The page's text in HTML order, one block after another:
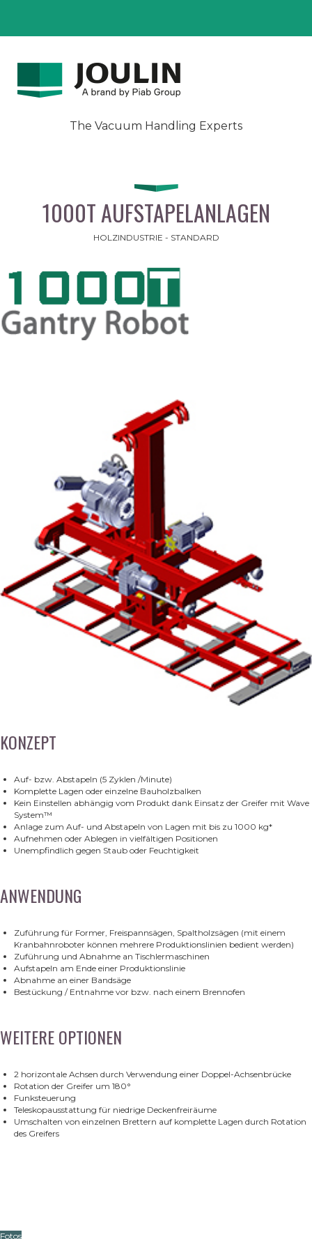
The Vacuum Handling Experts
1000T AUFSTAPELANLAGEN
HOLZINDUSTRIE - STANDARD
KONZEPT
Auf- bzw. Abstapeln (5 Zyklen /Minute)
Komplette Lagen oder einzelne Bauholzbalken
Kein Einstellen abhängig vom Produkt dank Einsatz der Greifer mit Wave
System™
Anlage zum Auf- und Abstapeln von Lagen mit bis zu 1000 kg*
Aufnehmen oder Ablegen in vielfältigen Positionen
Unempfindlich gegen Staub oder Feuchtigkeit
ANWENDUNG
Zuführung für Former, Freispannsägen, Spaltholzsägen (mit einem
Kranbahnroboter können mehrere Produktionslinien bedient werden)
Zuführung und Abnahme an Tischlermaschinen
Aufstapeln am Ende einer Produktionslinie
Abnahme an einer Bandsäge
Bestückung / Entnahme vor bzw. nach einem Brennofen
WEITERE OPTIONEN
2 horizontale Achsen durch Verwendung einer Doppel-Achsenbrücke
Rotation der Greifer um 180°
Funksteuerung
Teleskopausstattung für niedrige Deckenfreiräume
Umschalten von einzelnen Brettern auf komplette Lagen durch Rotation
des Greifers
Fotos